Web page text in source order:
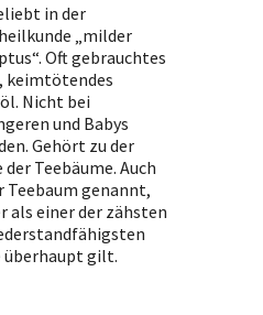
in der
„milder
Oft gebrauchtes
keimtötendes
Nicht bei
und Babys
Gehört zu der
der Teebäume. Auch
Teebaum genannt,
als einer der zähsten
überhaupt gilt.